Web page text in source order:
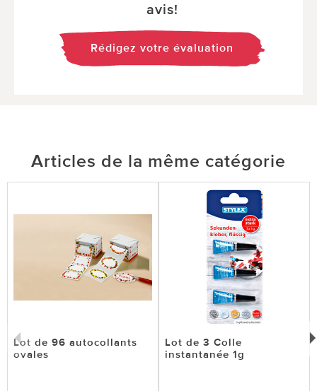
avis!
Rédigez votre évaluation
Articles de la même catégorie
Lot de 96 autocollants
ovales
Lot de 3 Colle
instantanée 1g